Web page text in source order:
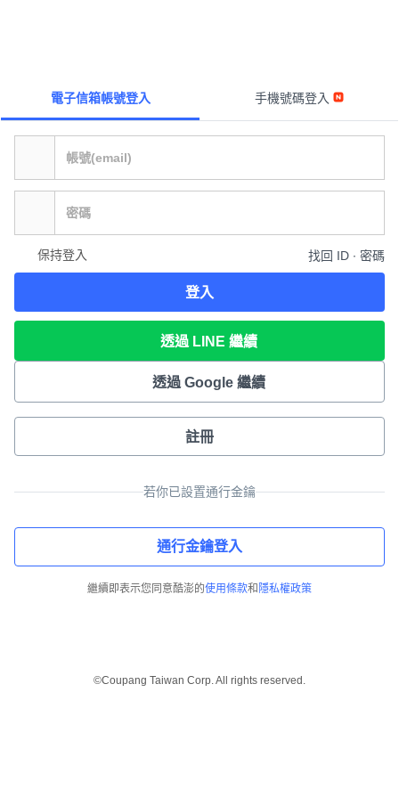
電子信箱帳號登入 手機號碼登入
保持登入 找回 ID ∙ 密碼
登入
透過 LINE 繼續
透過 Google 繼續
註冊
若你已設置通行金鑰
通行金鑰登入
繼續即表示您同意酷澎的使用條款和 隱私權政策
©Coupang Taiwan Corp. All rights reserved.